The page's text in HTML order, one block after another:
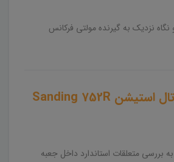
نزدیک به گیرنده مولتی فرکانس
جعبه گشایی توتال استیشن Sanding 752R
بررسی متعلقات استاندارد داخل جعبه